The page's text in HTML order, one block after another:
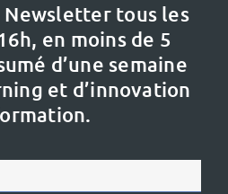
Newsletter tous les
en moins de 5
d’une semaine
et d’innovation